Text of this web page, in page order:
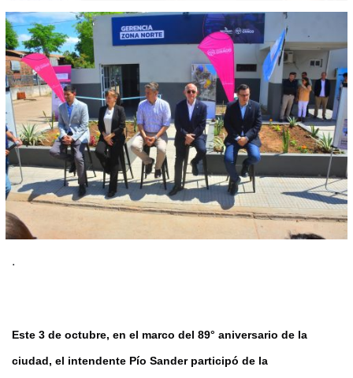
.
Este 3 de octubre, en el marco del 89° aniversario de la
ciudad, el intendente Pío Sander participó de la